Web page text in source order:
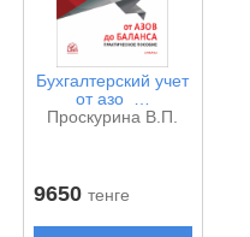
Бухгалтерский учет
от азо …
Проскурина В.П.
9650 тенге